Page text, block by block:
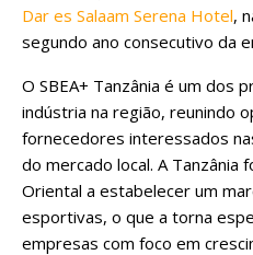
Dar es Salaam Serena Hotel,
segundo ano consecutivo da
O SBEA+ Tanzânia é um dos
indústria na região, reunindo
fornecedores interessados
do mercado local. A Tanzânia
Oriental a estabelecer um
esportivas, o que a torna
empresas com foco em